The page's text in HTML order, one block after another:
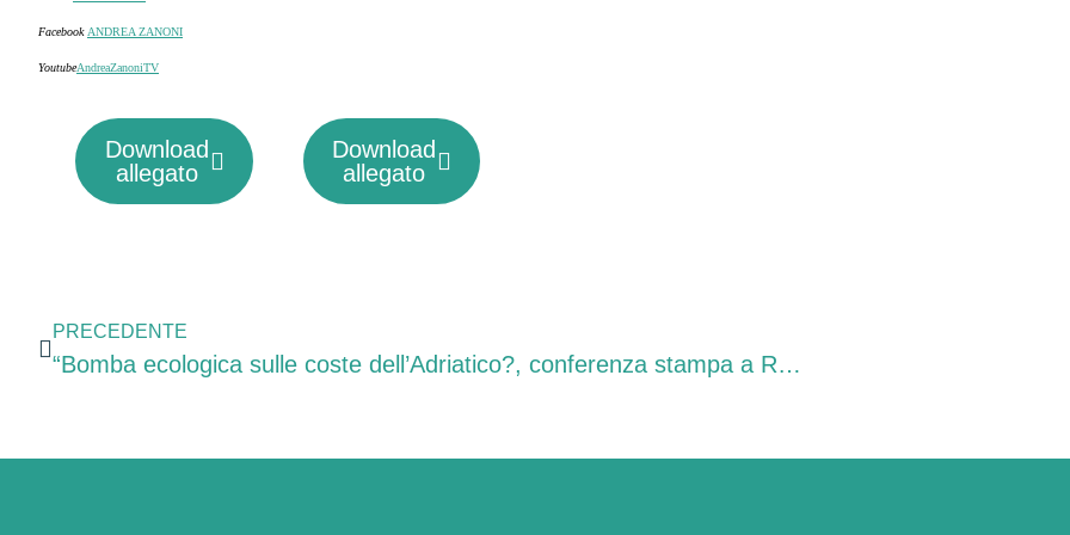
Facebook ANDREA ZANONI
YoutubeAndreaZanoniTV
Download
allegato
Download
allegato
PRECEDENTE
“Bomba ecologica sulle coste dell’Adriatico?, conferenza stampa a Rimini, lunedì 12 maggio alle 11.30, presso il Bagno Caldari 68